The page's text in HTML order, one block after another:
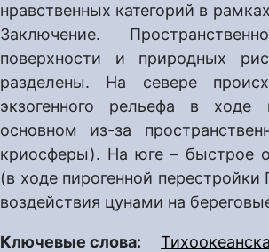
нравственных категорий в
Заключение.
поверхности и природных
разделены. На севере
экзогенного рельефа в ходе
основном из-за
криосферы). На юге – быстрое
(в ходе пирогенной
воздействия цунами на
Ключевые слова: